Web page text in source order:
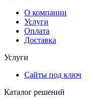
О компании
Услуги
Оплата
Доставка
Услуги
Сайты под ключ
Каталог решений